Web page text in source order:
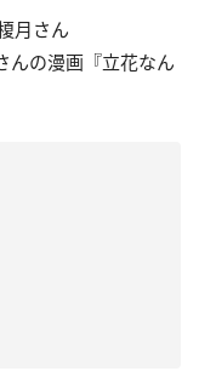
月さん
んの漫画『立花なん